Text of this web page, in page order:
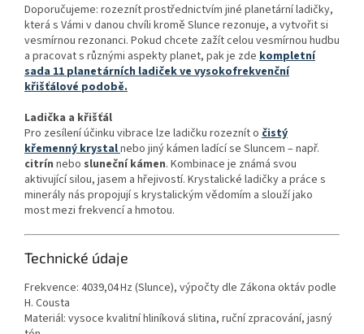
Doporučujeme: rozeznít prostřednictvím jiné planetární ladičky,
která s Vámi v danou chvíli kromě Slunce rezonuje, a vytvořit si
vesmírnou rezonanci. Pokud chcete zažít celou vesmírnou hudbu
a pracovat s různými aspekty planet, pak je zde kompletní
sada 11 planetárních ladiček ve vysokofrekvenční
křišťálové podobě.
Ladička a křišťál
Pro zesílení účinku vibrace lze ladičku rozeznít o čistý
křemenný krystalnebo jiný kámen ladící se Sluncem – např.
citrín nebo sluneční kámen. Kombinace je známá svou
aktivující silou, jasem a hřejivostí. Krystalické ladičky a práce s
minerály nás propojují s krystalickým vědomím a slouží jako
most mezi frekvencí a hmotou.
Technické údaje
Frekvence: 4039,04 Hz (Slunce), výpočty dle Zákona oktáv podle
H. Cousta
Materiál: vysoce kvalitní hliníková slitina, ruční zpracování, jasný